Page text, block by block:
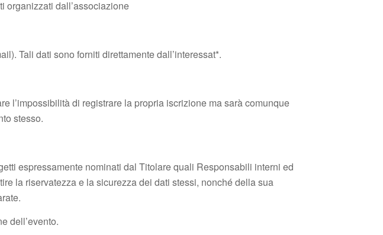
organizzati dall’associazione
Tali dati sono forniti direttamente dall’interessat*.
l’impossibilità di registrare la propria iscrizione ma sarà comunque
stesso.
espressamente nominati dal Titolare quali Responsabili interni ed
la riservatezza e la sicurezza dei dati stessi, nonché della sua
dell’evento.